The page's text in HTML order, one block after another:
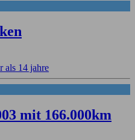
als 14 jahre
mit 166.000km